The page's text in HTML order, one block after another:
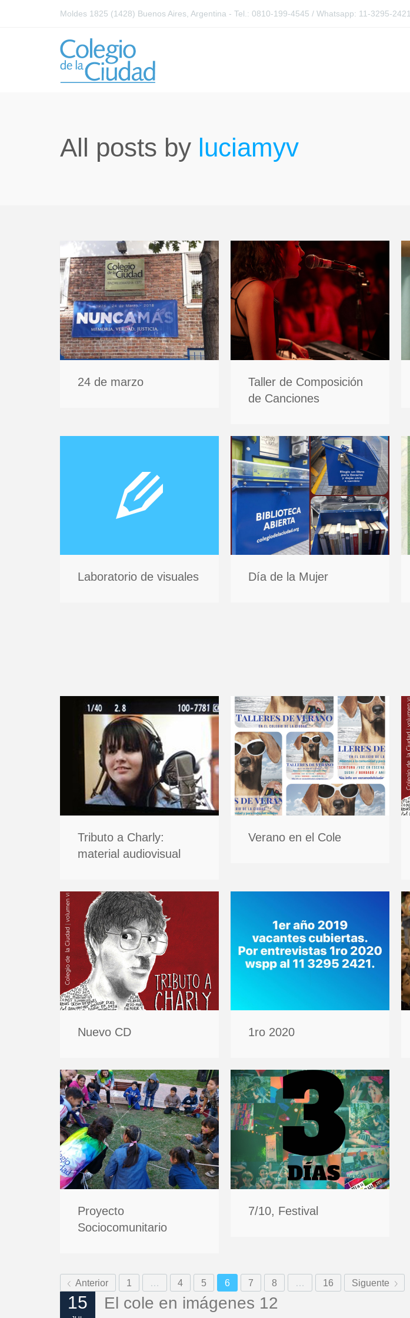
Moldes 1825 (1428) Buenos Aires, Argentina - Tel.: 0810-199-4545 / Whatsapp: 11-3295-2421
All posts by luciamyv
24 de marzo
Taller de Composición
de Canciones
Laboratorio de visuales Día de la Mujer
Tributo a Charly:
material audiovisual
Verano en el Cole
Nuevo CD 1ro 2020
Proyecto
Sociocomunitario
7/10, Festival
Anterior 1 … 4 5 6 7 8 … 16 Siguente
15 El cole en imágenes 12